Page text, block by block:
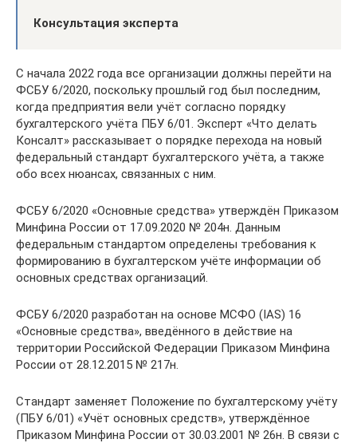
Консультация эксперта
С начала 2022 года все организации должны перейти на
ФСБУ 6/2020, поскольку прошлый год был последним,
когда предприятия вели учёт согласно порядку
бухгалтерского учёта ПБУ 6/01. Эксперт «Что делать
Консалт» рассказывает о порядке перехода на новый
федеральный стандарт бухгалтерского учёта, а также
обо всех нюансах, связанных с ним.
ФСБУ 6/2020 «Основные средства» утверждён Приказом
Минфина России от 17.09.2020 № 204н. Данным
федеральным стандартом определены требования к
формированию в бухгалтерском учёте информации об
основных средствах организаций.
ФСБУ 6/2020 разработан на основе МСФО (IAS) 16
«Основные средства», введённого в действие на
территории Российской Федерации Приказом Минфина
России от 28.12.2015 № 217н.
Стандарт заменяет Положение по бухгалтерскому учёту
(ПБУ 6/01) «Учёт основных средств», утверждённое
Приказом Минфина России от 30.03.2001 № 26н. В связи с